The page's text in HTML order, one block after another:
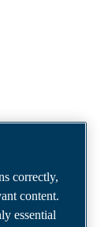
correctly,
content.
essential